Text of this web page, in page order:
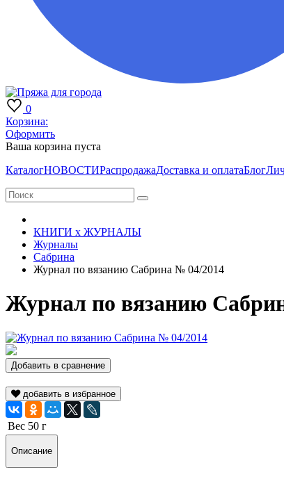
0
Корзина:
Оформить
Ваша корзина пуста
КаталогНОВОСТИРаспродажаДоставка и оплатаБлог
КНИГИ х ЖУРНАЛЫ
Журналы
Сабрина
Журнал по вязанию Сабрина № 04/2014
Журнал по вязанию
Добавить в сравнение
добавить в избранное
Вес 50 г
Описание